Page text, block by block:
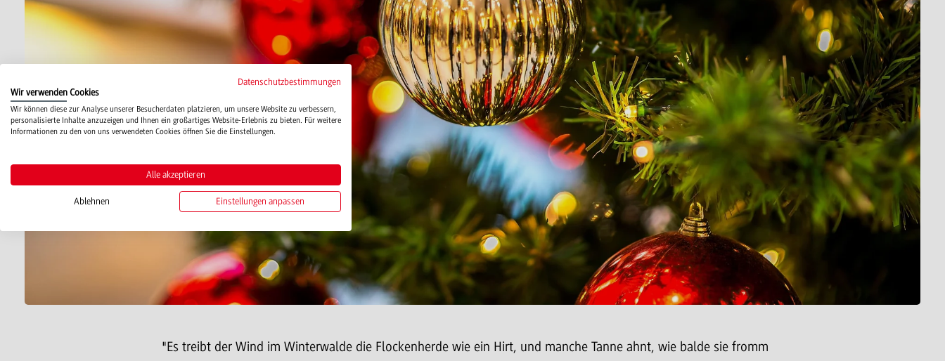
"Es treibt der Wind im Winterwalde die Flockenherde wie ein Hirt, und manche Tanne ahnt, wie balde sie fromm
Datenschutzbestimmungen
Wir verwenden Cookies
Wir können diese zur Analyse unserer Besucherdaten platzieren, um unsere Website zu verbessern,
personalisierte Inhalte anzuzeigen und Ihnen ein großartiges Website-Erlebnis zu bieten. Für weitere
Informationen zu den von uns verwendeten Cookies öffnen Sie die Einstellungen.
Alle akzeptieren
Ablehnen Einstellungen anpassen